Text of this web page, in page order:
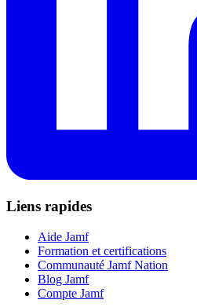
Liens rapides
Aide Jamf
Formation et certifications
Communauté Jamf Nation
Blog Jamf
Compte Jamf